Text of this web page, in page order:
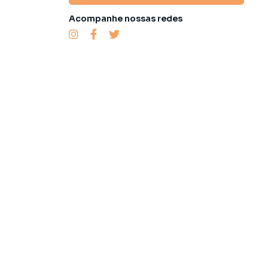
Acompanhe nossas redes